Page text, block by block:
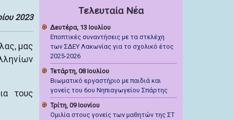
2023
μας
τους
Τελευταία Νέα
Δευτέρα, 13 Ιουλίου
Εποπτικές συναντήσεις με τα στελέχη
των ΣΔΕΥ Λακωνίας για το σχολικό έτος
2025-2026
Τετάρτη, 08 Ιουλίου
Βιωματικό εργαστήριο με παιδιά και
γονείς του 6ου Νηπιαγωγείου Σπάρτης
Τρίτη, 09 Ιουνίου
Ομιλία στους γονείς των μαθητών της ΣΤ